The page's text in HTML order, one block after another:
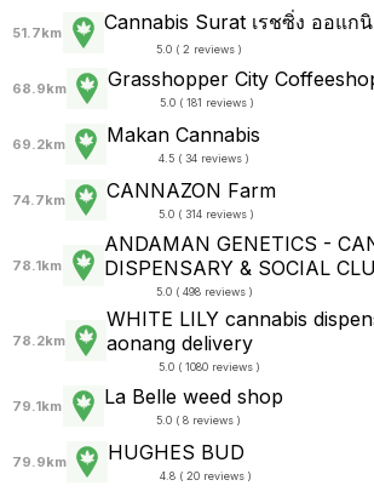
51.7km Cannabis Surat เรชซิ่ง ออแก
5.0 ( 2 reviews )
68.9km Grasshopper City
5.0 ( 181 reviews )
69.2km Makan Cannabis
4.5 ( 34 reviews )
74.7km CANNAZON Farm
5.0 ( 314 reviews )
78.1km
ANDAMAN GENETICS -
DISPENSARY & SOCIAL
5.0 ( 498 reviews )
78.2km
WHITE LILY cannabis
aonang delivery
5.0 ( 1080 reviews )
79.1km La Belle weed shop
5.0 ( 8 reviews )
79.9km HUGHES BUD
4.8 ( 20 reviews )